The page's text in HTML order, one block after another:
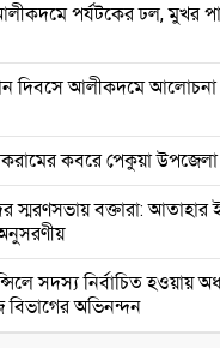
পর্যটকের ঢল, মুখর
দিবসে আলীকদমে
কবরে পেকুয়া উপজেলা
স্মরণসভায় বক্তারা:
সদস্য নির্বাচিত হওয়ায়
বিভাগের অভিনন্দন